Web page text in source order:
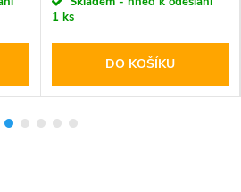
1 ks
DO KOŠÍKU